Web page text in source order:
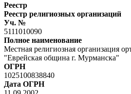
Реестр
Реестр религиозных организаций
Уч. №
5111010090
Полное наименование
Местная религиозная организация
"Еврейская община г. Мурманска"
ОГРН
1025100838840
Дата ОГРН